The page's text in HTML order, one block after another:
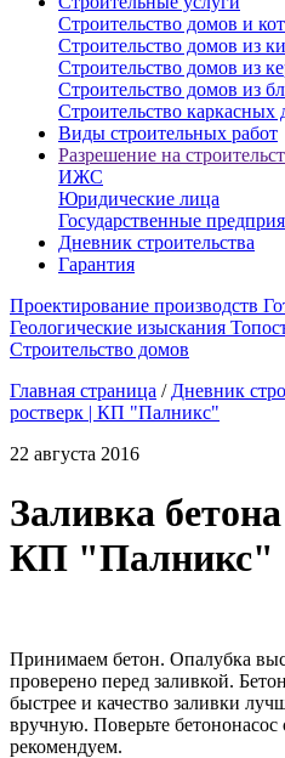
Строительство домов и
Строительство домов из
Строительство домов из
Строительство домов из
Строительство каркасных
Виды строительных работ
Разрешение на
ИЖС
Юридические лица
Государственные
Дневник строительства
Гарантия
Проектирование производств
Геологические изыскания
Строительство домов
Главная страница / Дневник
ростверк | КП "Палникс"
22 августа 2016
Заливка
КП "Палникс"
Принимаем бетон. Опалубка
проверено перед заливкой.
быстрее и качество заливки
вручную. Поверьте бетононасос
рекомендуем.